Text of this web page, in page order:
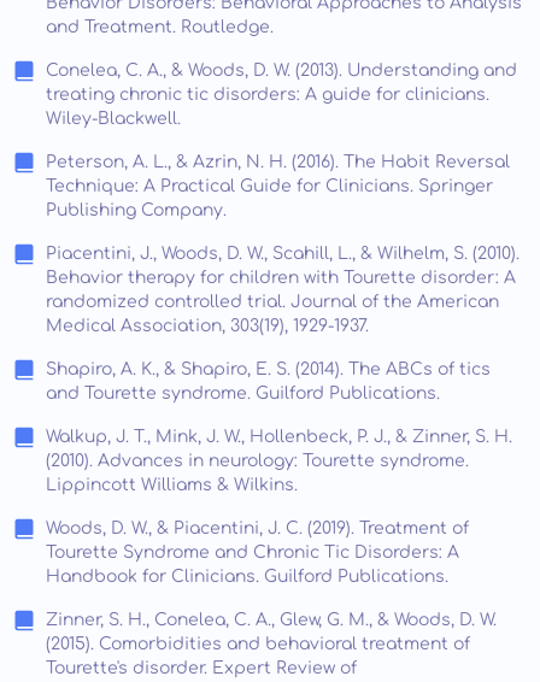
and Treatment. Routledge.
Conelea, C. A., & Woods, D. W. (2013). Understanding and
treating chronic tic disorders: A guide for clinicians.
Wiley-Blackwell.
Peterson, A. L., & Azrin, N. H. (2016). The Habit Reversal
Technique: A Practical Guide for Clinicians. Springer
Publishing Company.
Piacentini, J., Woods, D. W., Scahill, L., & Wilhelm, S. (2010).
Behavior therapy for children with Tourette disorder: A
randomized controlled trial. Journal of the American
Medical Association, 303(19), 1929-1937.
Shapiro, A. K., & Shapiro, E. S. (2014). The ABCs of tics
and Tourette syndrome. Guilford Publications.
Walkup, J. T., Mink, J. W., Hollenbeck, P. J., & Zinner, S. H.
(2010). Advances in neurology: Tourette syndrome.
Lippincott Williams & Wilkins.
Woods, D. W., & Piacentini, J. C. (2019). Treatment of
Tourette Syndrome and Chronic Tic Disorders: A
Handbook for Clinicians. Guilford Publications.
Zinner, S. H., Conelea, C. A., Glew, G. M., & Woods, D. W.
(2015). Comorbidities and behavioral treatment of
Tourette's disorder. Expert Review of